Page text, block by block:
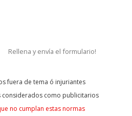
Rellena y envía el formulario!
fuera de tema ó injuriantes
considerados como publicitarios
no cumplan estas normas